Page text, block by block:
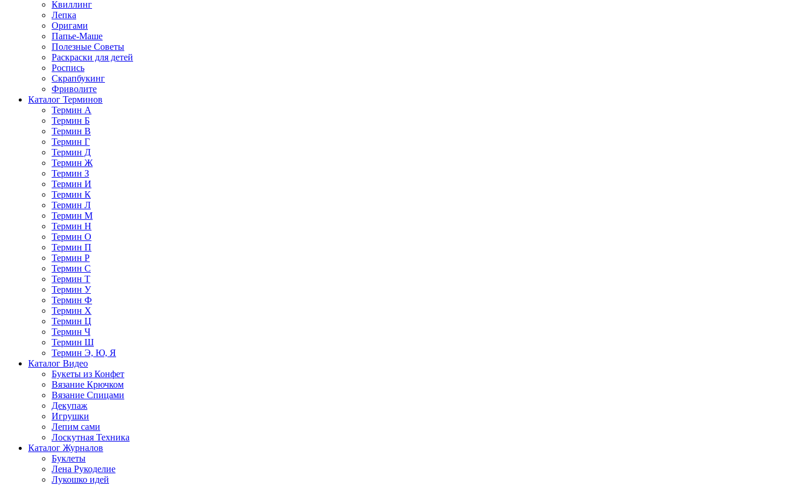
Квиллинг
Лепка
Оригами
Папье-Маше
Полезные Советы
Раскраски для детей
Роспись
Скрапбукинг
Фриволите
Каталог Терминов
Термин А
Термин Б
Термин В
Термин Г
Термин Д
Термин Ж
Термин З
Термин И
Термин К
Термин Л
Термин М
Термин Н
Термин О
Термин П
Термин Р
Термин С
Термин Т
Термин У
Термин Ф
Термин Х
Термин Ц
Термин Ч
Термин Ш
Термин Э, Ю, Я
Каталог Видео
Букеты из Конфет
Вязание Крючком
Вязание Спицами
Декупаж
Игрушки
Лепим сами
Лоскутная Техника
Каталог Журналов
Буклеты
Лена Рукоделие
Лукошко идей